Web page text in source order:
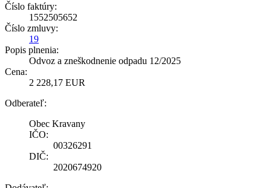
Číslo faktúry:
1552505652
Číslo zmluvy:
19
Popis plnenia:
Odvoz a zneškodnenie odpadu 12/2025
Cena:
2 228,17 EUR
Odberateľ:
Obec Kravany
IČO:
00326291
DIČ:
2020674920